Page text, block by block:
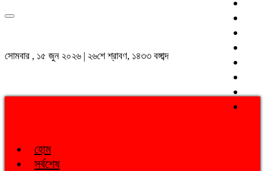
সোমবার , ১৫ জুন ২০২৬ | ২৬শে শ্রাবণ, ১৪৩৩ বঙ্গাব্দ
হোম
সর্বশেষ